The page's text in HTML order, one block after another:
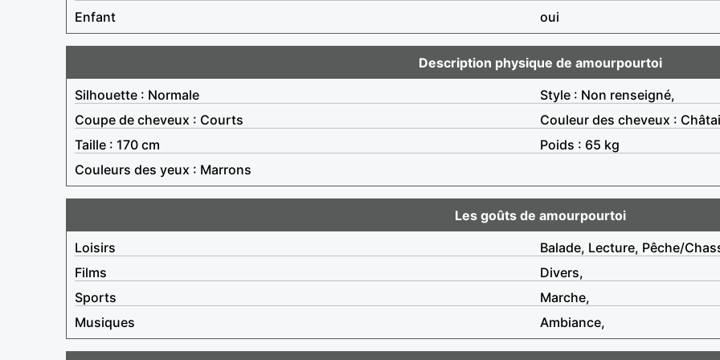
Enfant
oui
Description physique de amourpourtoi
Silhouette : Normale
Style : Non renseigné,
Coupe de cheveux : Courts
Couleur des cheveux :
Taille : 170 cm
Poids : 65 kg
Couleurs des yeux : Marrons
Les goûts de amourpourtoi
Loisirs
Balade, Lecture, Pêche/
Films
Divers,
Sports
Marche,
Musiques
Ambiance,